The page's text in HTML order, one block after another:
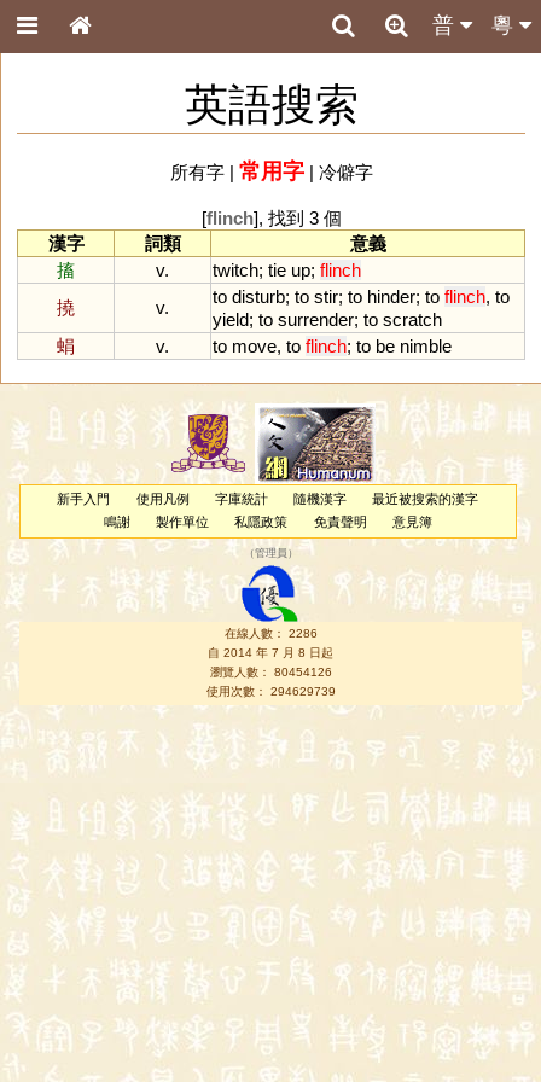
粵
普
英語搜索
所有字| 常用字| 冷僻字
[flinch], 找到 3 個
漢字
詞類
意義
搐
v. twitch; tie up; flinch
撓
v.
to disturb; to stir; to hinder; to flinch, to
yield; to surrender; to scratch
蜎
v. to move, to flinch; to be nimble
新手入門 使用凡例 字庫統計 隨機漢字
最近被搜索的漢字
鳴謝
製作單位 私隱政策 免責聲明 意見簿
（管理員 ）
在線人數： 2286
自 2014 年 7 月 8 日起
瀏覽人數： 80454126
使用次數： 294629739